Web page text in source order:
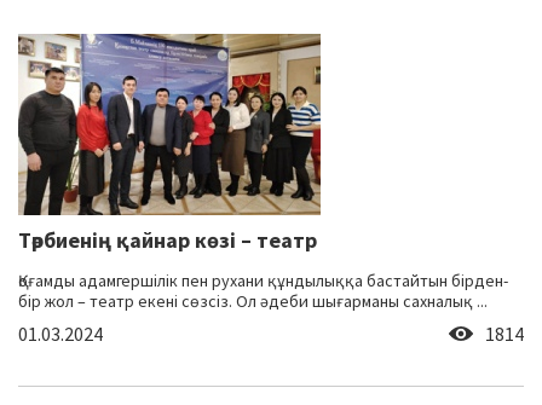
Тәрбиенің қайнар көзі – театр
Қоғамды адамгершілік пен рухани құндылыққа бастайтын бірден-
бір жол – театр екені сөзсіз. Ол әдеби шығарманы сахналық ...
01.03.2024 1814